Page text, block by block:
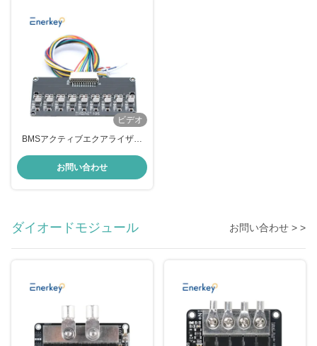
ビデオ
BMSアクティブエクアライザー
4 電池セルバランサー Eバイク用
お問い合わせ
ダイオードモジュール お問い合わせ > >